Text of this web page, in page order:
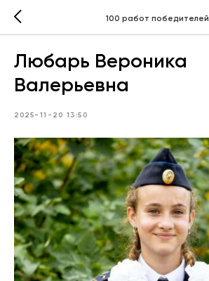
100 работ победителей
Любарь Вероника
Валерьевна
2025-11-20 13:50